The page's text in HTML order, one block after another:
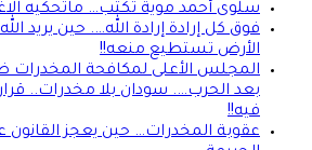
سلوى أحمد موية تكتب… ماتحكيه
فوق كل إرادة إرادة الله…. حين يريد
الأرض تستطيع منعه!!
المجلس الأعلى لمكافحة المخدرات
بعد الحرب…. سودان بلا مخدرات..
فيه!!
عقوبة المخدرات… حين يعجز